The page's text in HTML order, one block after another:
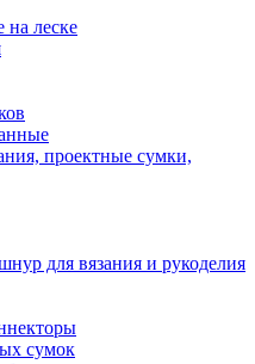
леске
проектные сумки,
для вязания и рукоделия
сумок